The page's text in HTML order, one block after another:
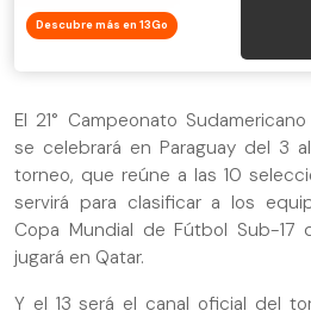
Descubre más en 13Go
El 21° Campeonato
se celebrará en Paraguay del 3
torneo, que reúne a las 10
servirá para clasificar a los
Copa Mundial de Fútbol Sub-17
jugará en Qatar.
Y el 13 será el canal oficial del